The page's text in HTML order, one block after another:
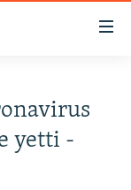
yetti -